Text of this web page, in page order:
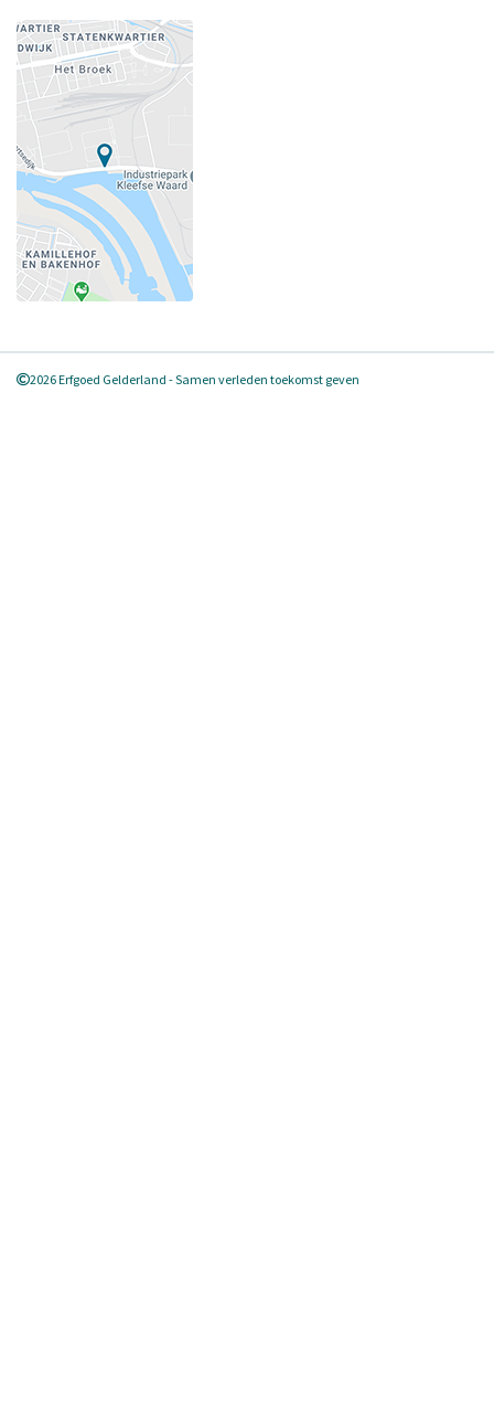
2026 Erfgoed Gelderland - Samen verleden toekomst geven